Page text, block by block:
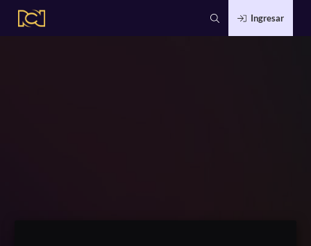
Ingresar